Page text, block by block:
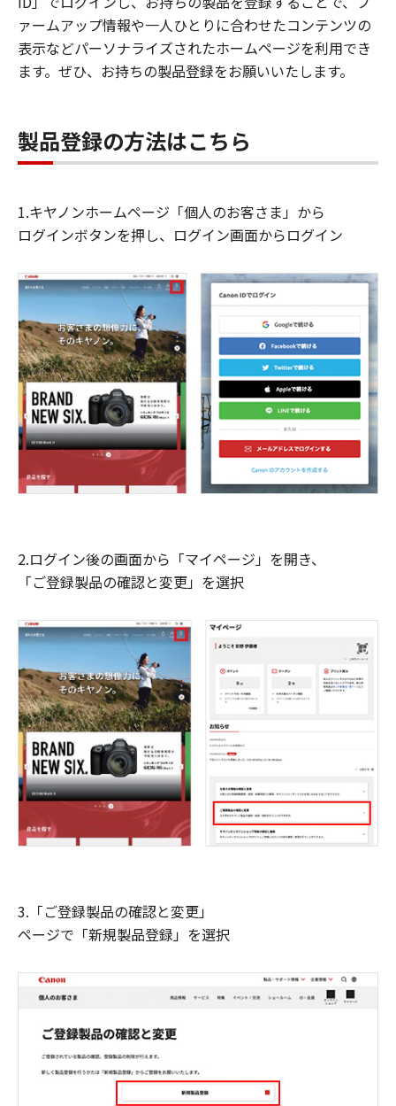
ァームアップ情報や一人ひとりに合わせたコンテンツの
表示などパーソナライズされたホームページを利用でき
ます。ぜひ、お持ちの製品登録をお願いいたします。
製品登録の方法はこちら
1.キヤノンホームページ「個人のお客さま」から
ログインボタンを押し、ログイン画面からログイン
2.ログイン後の画面から「マイページ」を開き、
「ご登録製品の確認と変更」を選択
3.「ご登録製品の確認と変更」
ページで「新規製品登録」を選択